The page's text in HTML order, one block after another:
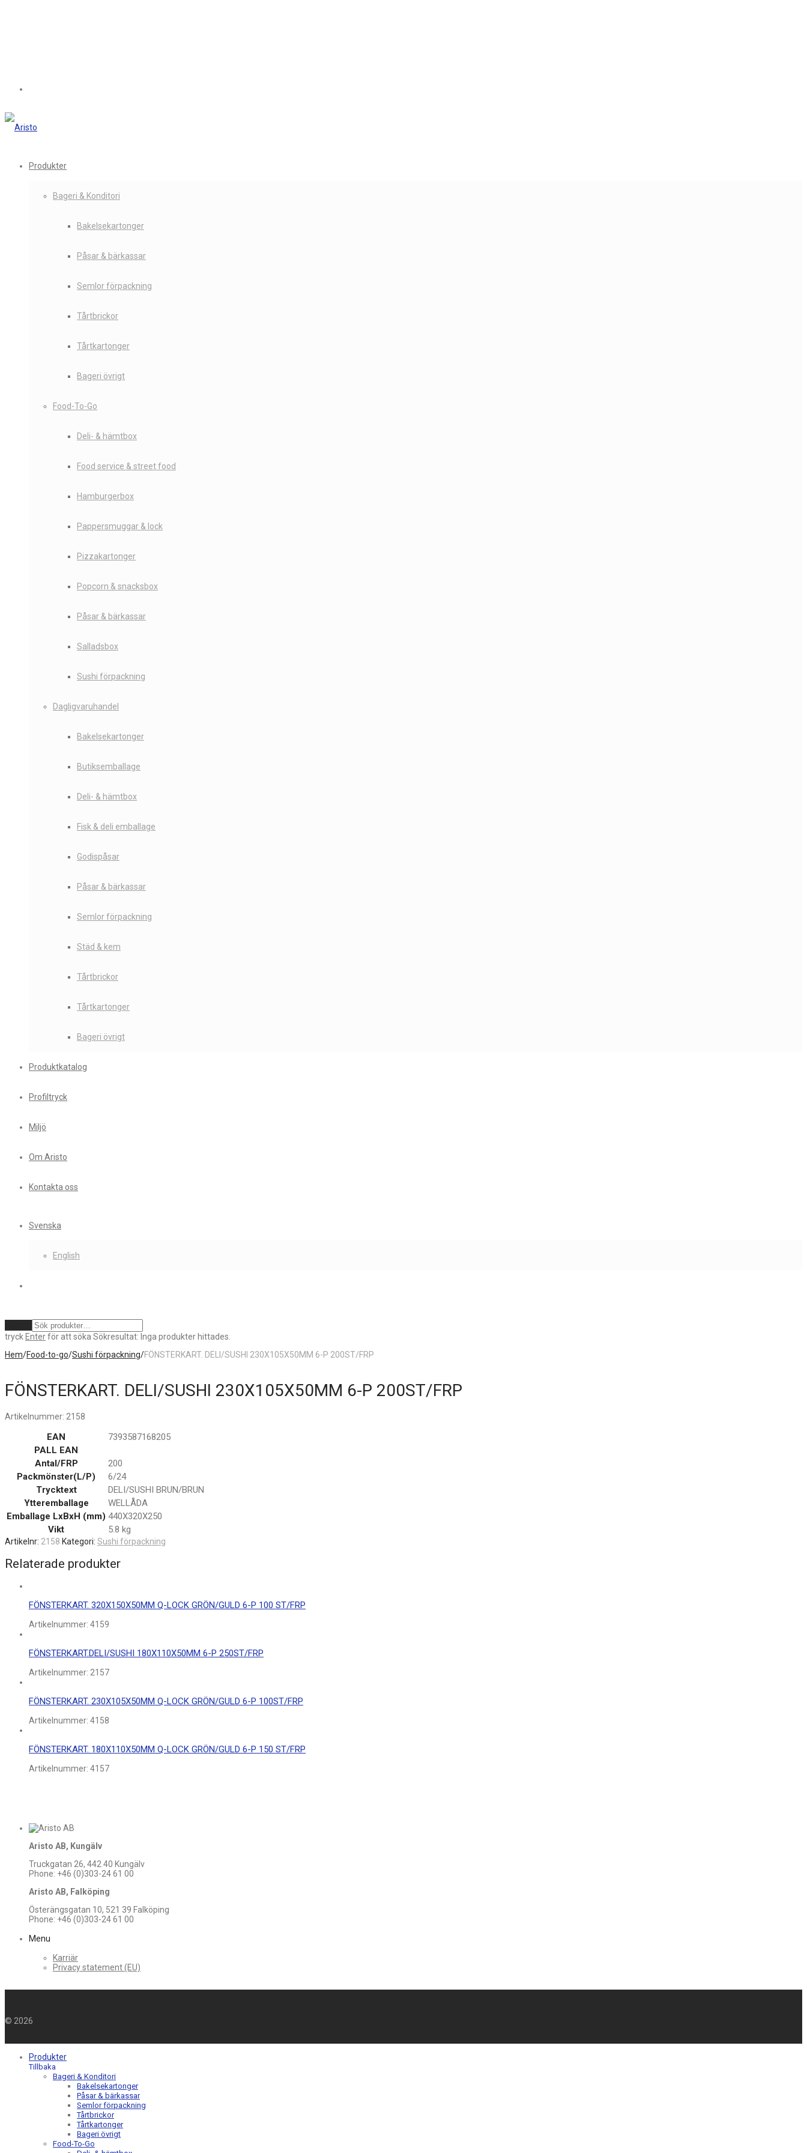
Produkter
Bageri & Konditori
Bakelsekartonger
Påsar & bärkassar
Semlor förpackning
Tårtbrickor
Tårtkartonger
Bageri övrigt
Food-To-Go
Deli- & hämtbox
Food service & street food
Hamburgerbox
Pappersmuggar & lock
Pizzakartonger
Popcorn & snacksbox
Påsar & bärkassar
Salladsbox
Sushi förpackning
Dagligvaruhandel
Bakelsekartonger
Butiksemballage
Deli- & hämtbox
Fisk & deli emballage
Godispåsar
Påsar & bärkassar
Semlor förpackning
Städ & kem
Tårtbrickor
Tårtkartonger
Bageri övrigt
Produktkatalog
Profiltryck
Miljö
Om Aristo
Kontakta oss
Svenska
English
tryck Enterför att söka Sökresultat: Inga produkter hittades.
Hem/Food-to-go/Sushi förpackning/FÖNSTERKART. DELI/SUSHI 230X105X50MM 6-P 200ST/FRP
FÖNSTERKART. DELI/SUSHI 230X105X50MM 6-P 200ST/FRP
Artikelnummer: 2158
EAN
7393587168205
PALL EAN
Antal/FRP
200
Packmönster(L/P)
6/24
Trycktext
DELI/SUSHI BRUN/BRUN
Ytteremballage
WELLÅDA
Emballage LxBxH (mm) 440X320X250
Vikt
5.8 kg
Artikelnr: 2158 Kategori: Sushi förpackning
Relaterade produkter
FÖNSTERKART. 320X150X50MM Q-LOCK GRÖN/GULD 6-P 100 ST/FRP
Artikelnummer: 4159
FÖNSTERKART.DELI/SUSHI 180X110X50MM 6-P 250ST/FRP
Artikelnummer: 2157
FÖNSTERKART. 230X105X50MM Q-LOCK GRÖN/GULD 6-P 100ST/FRP
Artikelnummer: 4158
FÖNSTERKART. 180X110X50MM Q-LOCK GRÖN/GULD 6-P 150 ST/FRP
Artikelnummer: 4157
Aristo AB, Kungälv
Truckgatan 26, 442 40 Kungälv
Phone: +46 (0)303-24 61 00
Aristo AB, Falköping
Österängsgatan 10, 521 39 Falköping
Phone: +46 (0)303-24 61 00
Menu
Karriär
Privacy statement (EU)
© 2026
Produkter
Tillbaka
Bageri & Konditori
Bakelsekartonger
Påsar & bärkassar
Semlor förpackning
Tårtbrickor
Tårtkartonger
Bageri övrigt
Food-To-Go